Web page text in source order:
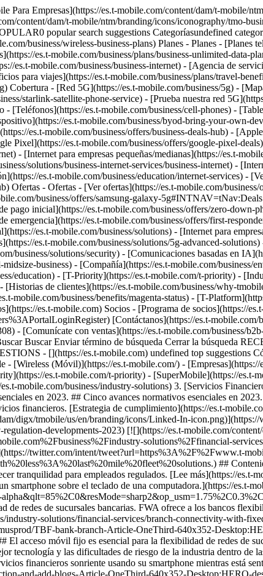
Empresas](https://es.t-mobile.com/content/dam/t-mobile/
content/dam/t-mobile/ntm/branding/icons/iconography/tmo-
popular search suggestions Categoríasundefined
business/wireless-business-plans) Planes - Planes - [Planes
es.t-mobile.com/business/plans/business-unlimited-data-
es.t-mobile.com/business/business-internet) - [Agencia de
para viajes](https://es.t-mobile.com/business/plans/travel-
Cobertura - [Red 5G](https://es.t-mobile.com/business/5g) -
starlink-satellite-phone-service) - [Prueba nuestra red
[Teléfonos](https://es.t-mobile.com/business/cell-phones) -
es.t-mobile.com/business/byod-bring-your-own-
es.t-mobile.com/business/offers/business-deals-hub) -
Pixel](https://es.t-mobile.com/business/offers/google-pixel-
- [Internet para empresas pequeñas/medianas](https://es.t-
solutions/business-internet-services/business-internet) -
es.t-mobile.com/business/education/internet-services) -
Ofertas - Ofertas - [Ver ofertas](https://es.t-mobile.com/
business/offers/samsung-galaxy-
pago inicial](https://es.t-mobile.com/business/offers/zero-down-
es.t-mobile.com/business/offers/first-
es.t-mobile.com/business/solutions) - [Internet para
es.t-mobile.com/business/solutions/5g-advanced-
business/solutions/security) - [Comunicaciones basadas en
business) - [Compañía](https://es.t-mobile.com/business/
education) - [T-Priority](https://es.t-mobile.com/t-priority) -
de clientes](https://es.t-mobile.com/business/why-
mobile.com/business/benefits/magenta-status) - [T-
es.t-mobile.com) Socios - [Programa de socios](https://
[Contáctanos](https://es.t-
- [Comunícate con ventas](https://es.t-mobile.com/business/
Buscar Enviar término de búsqueda Cerrar la búsqueda
- [](https://es.t-mobile.com) undefined top suggestions
[Wireless (Móvil)](https://es.t-mobile.com/) -
es.t-mobile.com/t-priority) - [SuperMobile](https://es.t-